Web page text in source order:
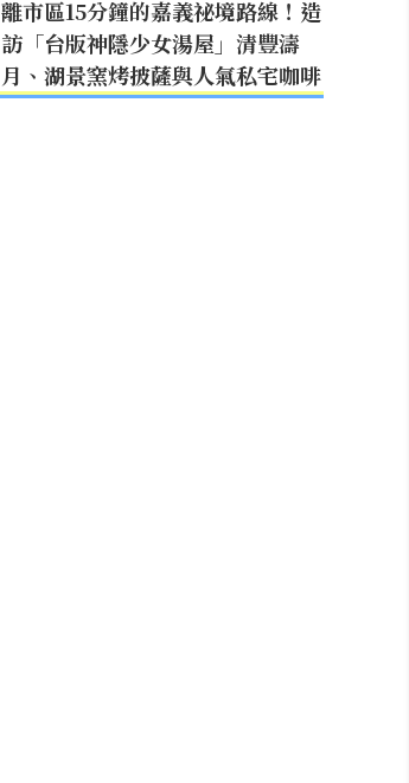
離市區15分鐘的嘉義祕境路線！造
訪「台版神隱少女湯屋」清豐濤
月、湖景窯烤披薩與人氣私宅咖啡